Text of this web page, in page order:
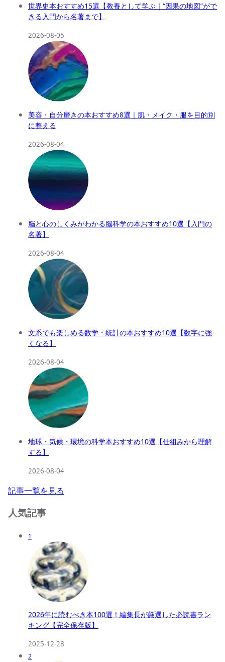
世界史本おすすめ15選【教養として学ぶ｜“因果の地図”がで
きる入門から名著まで】
2026-08-05
美容・自分磨きの本おすすめ8選｜肌・メイク・服を目的別
に整える
2026-08-04
脳と心のしくみがわかる脳科学の本おすすめ10選【入門の
名著】
2026-08-04
文系でも楽しめる数学・統計の本おすすめ10選【数字に強
くなる】
2026-08-04
地球・気候・環境の科学本おすすめ10選【仕組みから理解
する】
2026-08-04
記事一覧を見る
人気記事
1
2026年に読むべき本100選！編集長が厳選した必読書ラン
キング【完全保存版】
2025-12-28
2